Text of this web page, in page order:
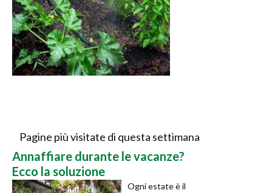
Pagine più visitate di questa settimana
Annaffiare durante le vacanze?
Ecco la soluzione
Ogni estate è il